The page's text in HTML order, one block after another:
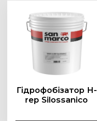
Гідрофобізатор H-
rep Silossanico